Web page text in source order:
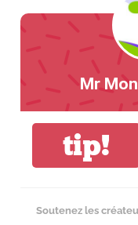
Mr
tip!
Soutenez les